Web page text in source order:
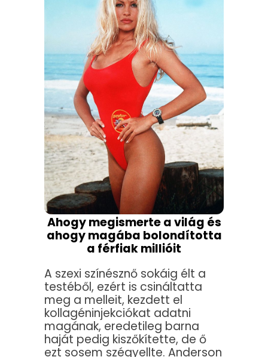
Ahogy megismerte a világ és
ahogy magába bolondította
a férfiak millióit
A szexi színésznő sokáig élt a
testéből, ezért is csináltatta
meg a melleit, kezdett el
kollagéninjekciókat adatni
magának, eredetileg barna
haját pedig kiszőkítette, de ő
ezt sosem szégyellte. Anderson